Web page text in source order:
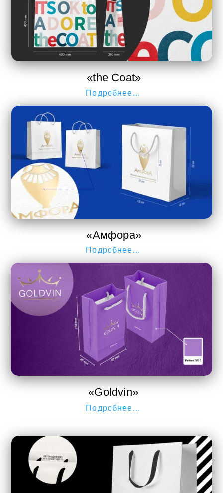
«the Coat»
Подробнее…
«Амфора»
Подробнее…
«Goldvin»
Подробнее…